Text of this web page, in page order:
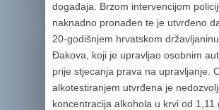
događaja. Brzom intervencijom
naknadno pronađen te je utvrđeno
20-godišnjem hrvatskom
Đakova, koji je upravljao osobnim
prije stjecanja prava na upravljanje.
alkotestiranjem utvrđena je
koncentracija alkohola u krvi od 1,11